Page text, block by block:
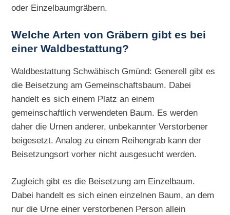
oder Einzelbaumgräbern.
Welche Arten von Gräbern gibt es bei
einer Waldbestattung?
Waldbestattung Schwäbisch Gmünd: Generell gibt es
die Beisetzung am Gemeinschaftsbaum. Dabei
handelt es sich einem Platz an einem
gemeinschaftlich verwendeten Baum. Es werden
daher die Urnen anderer, unbekannter Verstorbener
beigesetzt. Analog zu einem Reihengrab kann der
Beisetzungsort vorher nicht ausgesucht werden.
Zugleich gibt es die Beisetzung am Einzelbaum.
Dabei handelt es sich einen einzelnen Baum, an dem
nur die Urne einer verstorbenen Person allein